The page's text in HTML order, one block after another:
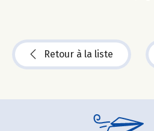
Retour à la liste